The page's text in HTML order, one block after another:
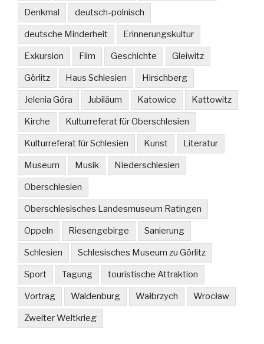
Denkmal deutsch-polnisch
deutsche Minderheit Erinnerungskultur
Exkursion Film Geschichte Gleiwitz
Görlitz Haus Schlesien Hirschberg
Jelenia Góra Jubiläum Katowice Kattowitz
Kirche Kulturreferat für Oberschlesien
Kulturreferat für Schlesien Kunst Literatur
Museum Musik Niederschlesien
Oberschlesien
Oberschlesisches Landesmuseum Ratingen
Oppeln Riesengebirge Sanierung
Schlesien Schlesisches Museum zu Görlitz
Sport Tagung touristische Attraktion
Vortrag Waldenburg Wałbrzych Wrocław
Zweiter Weltkrieg